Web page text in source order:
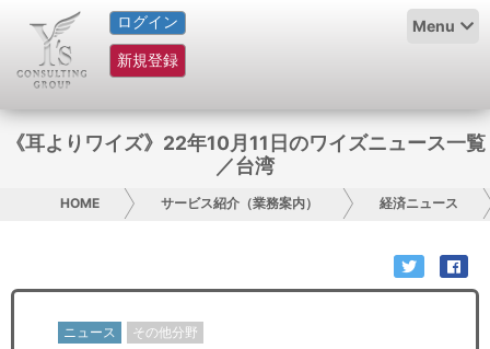
ログイン
新規登録
Menu
HOME
サービス紹介
お問い合わせ
日本人にPR
《耳よりワイズ》22年10月11日のワイズニュース一覧
／台湾
HOME サービス紹介（業務案内） 経済ニュース
ニュース その他分野